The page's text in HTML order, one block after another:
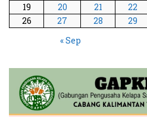
19
20 21 22
26
27 28 29
« Sep